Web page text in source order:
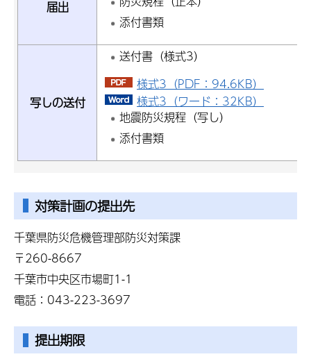
届出
添付書類
写しの送付
送付書（様式3）
様式3（PDF：94.6KB）
様式3（ワード：32KB）
地震防災規程（写し）
添付書類
対策計画の提出先
千葉県防災危機管理部防災対策課
〒260-8667
千葉市中央区市場町1-1
電話：043-223-3697
提出期限